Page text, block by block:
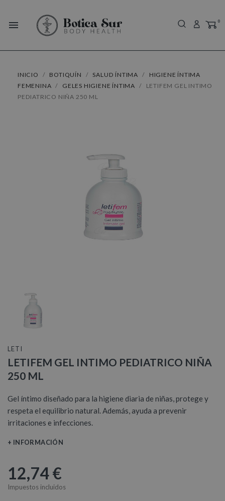
menu 0
INICIO BOTIQUÍN SALUD ÍNTIMA
HIGIENE ÍNTIMA
FEMENINA
GELES HIGIENE ÍNTIMA
LETIFEM GEL INTIMO
PEDIATRICO NIÑA 250 ML
LETI
LETIFEM GEL INTIMO PEDIATRICO NIÑA
250 ML
Gel íntimo diseñado para la higiene diaria de niñas, protege y
respeta el equilibrio natural. Además, ayuda a prevenir
irritaciones e infecciones.
+ INFORMACIÓN
12,74 €
Impuestos incluidos